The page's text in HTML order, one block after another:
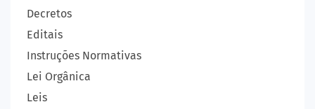
Decretos
Editais
Instruções Normativas
Lei Orgânica
Leis